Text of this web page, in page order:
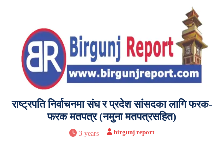
राष्ट्रपति निर्वाचनमा संघ र प्रदेश सांसदका लागि फरक-
फरक मतपत्र (नमुना मतपत्रसहित)
3 years birgunj report